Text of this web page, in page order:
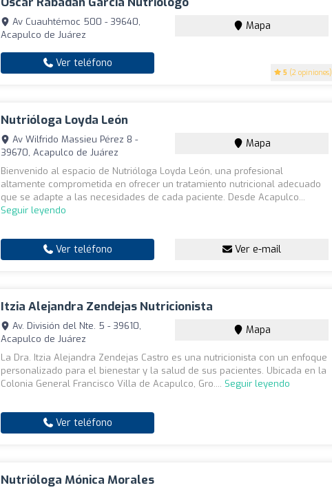
5 (2 opiniones)
Av Cuauhtémoc 500 - 39640,
Acapulco de Juárez
Mapa
Ver teléfono
Nutrióloga Loyda León
Av Wilfrido Massieu Pérez 8 -
39670, Acapulco de Juárez
Mapa
Bienvenido al espacio de Nutrióloga Loyda León, una profesional
altamente comprometida en ofrecer un tratamiento nutricional adecuado
que se adapte a las necesidades de cada paciente. Desde Acapulco...
Seguir leyendo
Ver teléfono Ver e-mail
Itzia Alejandra Zendejas Nutricionista
Av. División del Nte. 5 - 39610,
Acapulco de Juárez
Mapa
La Dra. Itzia Alejandra Zendejas Castro es una nutricionista con un enfoque
personalizado para el bienestar y la salud de sus pacientes. Ubicada en la
Colonia General Francisco Villa de Acapulco, Gro.... Seguir leyendo
Ver teléfono
Nutrióloga Mónica Morales